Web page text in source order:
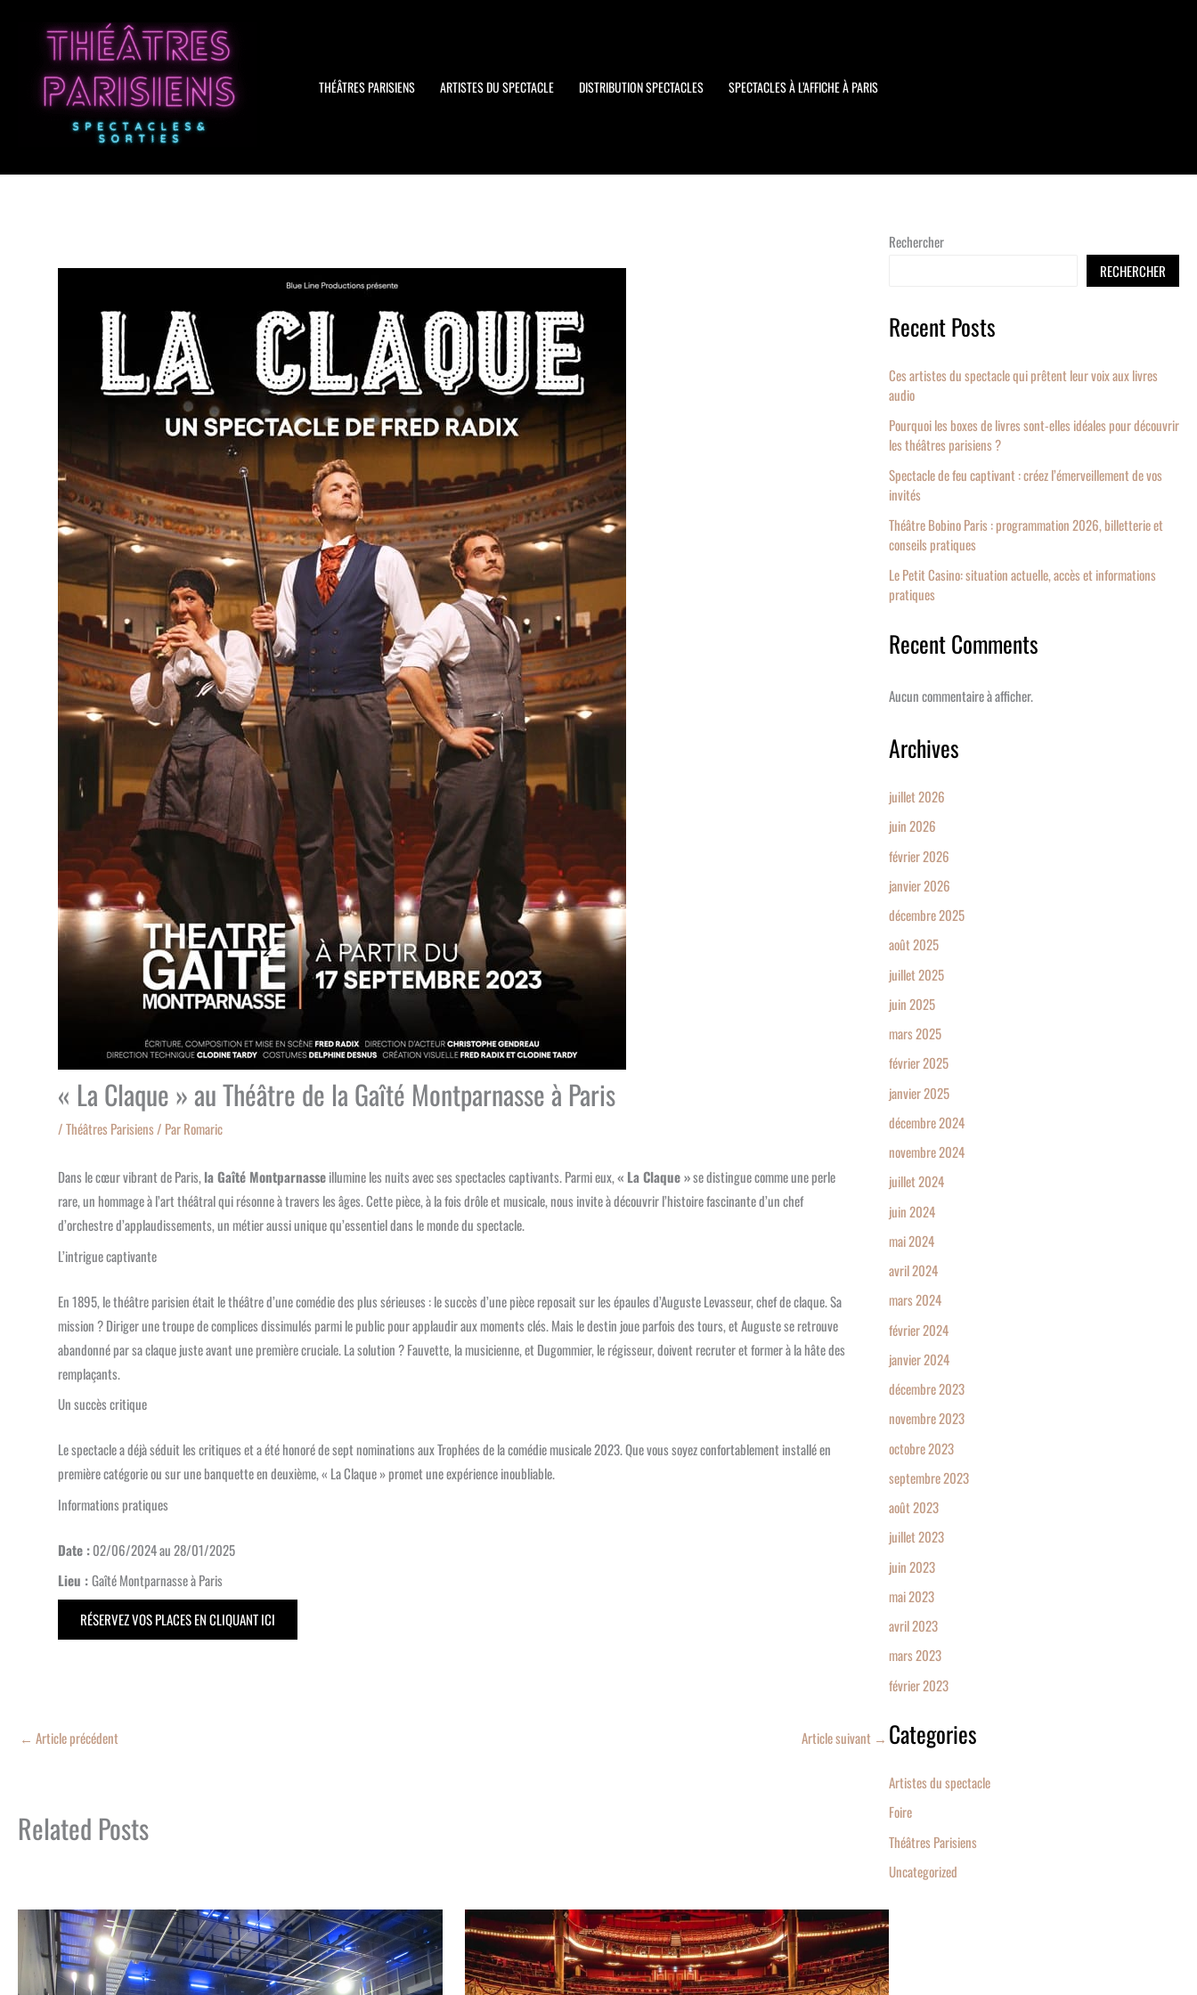
THÉÂTRES PARISIENS ARTISTES DU SPECTACLE DISTRIBUTION SPECTACLES SPECTACLES À L’AFFICHE À PARIS
« La Claque » au Théâtre de la Gaîté Montparnasse à Paris
/Théâtres Parisiens / ParRomaric
Dans le cœur vibrant de Paris,la Gaîté Montparnasseillumine les nuits avec ses spectacles captivants. Parmi eux,« La Claque »se distingue comme une perle
rare, un hommage à l’art théâtral qui résonne à travers les âges. Cette pièce, à la fois drôle et musicale, nous invite à découvrir l’histoire fascinante d’un chef
d’orchestre d’applaudissements, un métier aussi unique qu’essentiel dans le monde du spectacle.
L’intrigue captivante
En 1895, le théâtre parisien était le théâtre d’une comédie des plus sérieuses : le succès d’une pièce reposait sur les épaules d’Auguste Levasseur, chef de claque. Sa
mission ? Diriger une troupe de complices dissimulés parmi le public pour applaudir aux moments clés. Mais le destin joue parfois des tours, et Auguste se retrouve
abandonné par sa claque juste avant une première cruciale. La solution ? Fauvette, la musicienne, et Dugommier, le régisseur, doivent recruter et former à la hâte des
remplaçants.
Un succès critique
Le spectacle a déjà séduit les critiques et a été honoré de sept nominations aux Trophées de la comédie musicale 2023. Que vous soyez confortablement installé en
première catégorie ou sur une banquette en deuxième, « La Claque » promet une expérience inoubliable.
Informations pratiques
Date :02/06/2024 au 28/01/2025
Lieu :Gaîté Montparnasse à Paris
RÉSERVEZ VOS PLACES EN CLIQUANT ICI
← Article précédent Article suivant →
Related Posts
Rechercher
RECHERCHER
Recent Posts
Ces artistes du spectacle qui prêtent leur voix aux livres
audio
Pourquoi les boxes de livres sont-elles idéales pour découvrir
les théâtres parisiens ?
Spectacle de feu captivant : créez l’émerveillement de vos
invités
Théâtre Bobino Paris : programmation 2026, billetterie et
conseils pratiques
Le Petit Casino: situation actuelle, accès et informations
pratiques
Recent Comments
Aucun commentaire à afficher.
Archives
juillet 2026
juin 2026
février 2026
janvier 2026
décembre 2025
août 2025
juillet 2025
juin 2025
mars 2025
février 2025
janvier 2025
décembre 2024
novembre 2024
juillet 2024
juin 2024
mai 2024
avril 2024
mars 2024
février 2024
janvier 2024
décembre 2023
novembre 2023
octobre 2023
septembre 2023
août 2023
juillet 2023
juin 2023
mai 2023
avril 2023
mars 2023
février 2023
Categories
Artistes du spectacle
Foire
Théâtres Parisiens
Uncategorized